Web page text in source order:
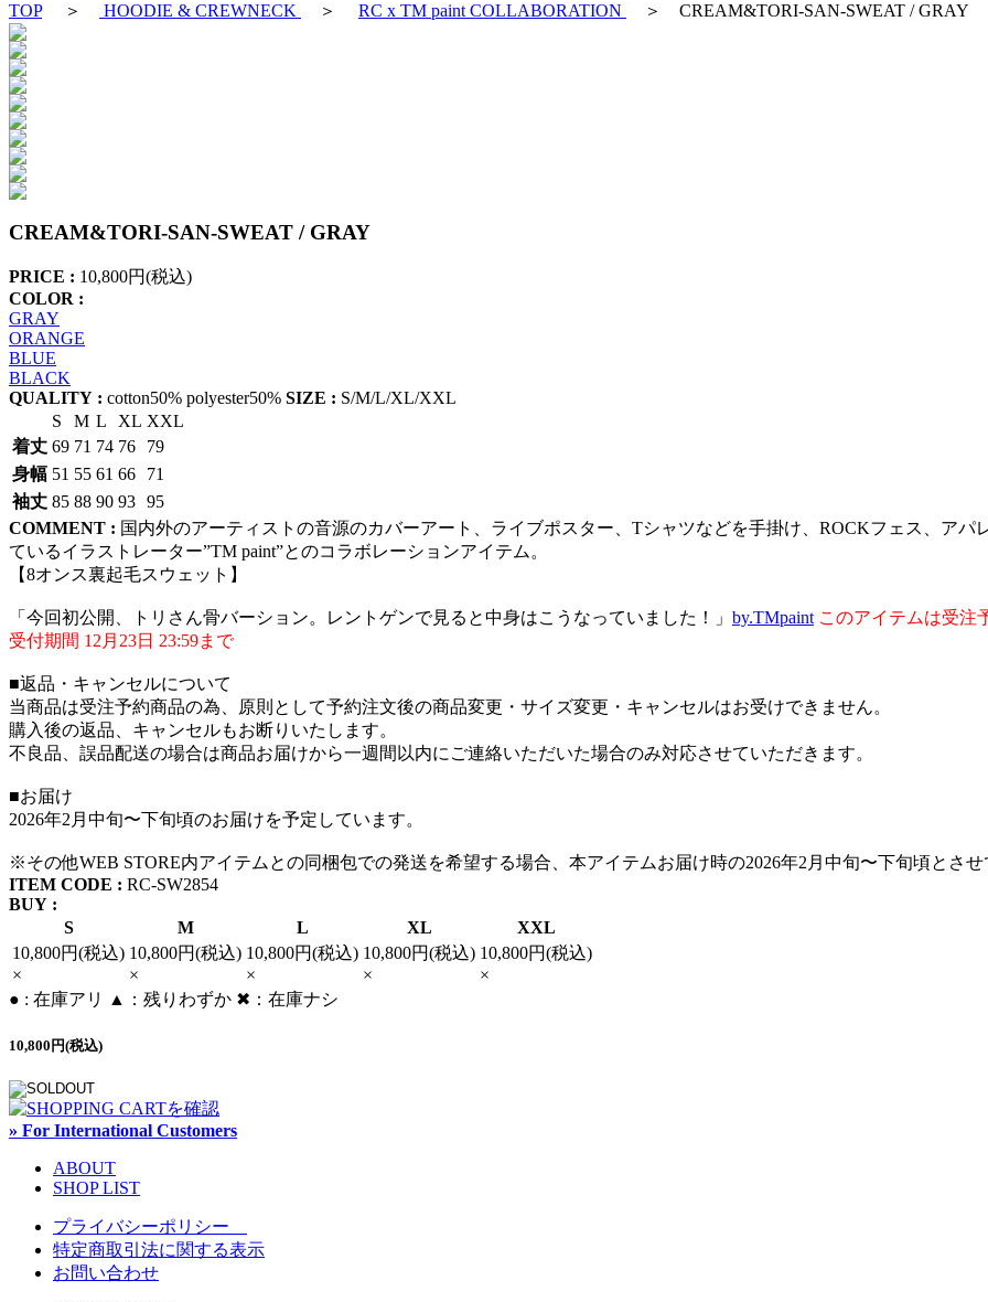
TOP＞ HOODIE & CREWNECK ＞ RC x TM paint COLLABORATION ＞ CREAM&TORI-SAN-SWEAT / GRAY
CREAM&TORI-SAN-SWEAT / GRAY
PRICE : 10,800円(税込)
COLOR :
GRAY
ORANGE
BLUE
BLACK
QUALITY : cotton50% polyester50% SIZE : S/M/L/XL/XXL
S
M L XL XXL
着丈 69 71 74 76
79
身幅 51 55 61 66
71
袖丈 85 88 90 93 95
COMMENT : 国内外のアーティストの音源のカバーアート、ライブポスター、Tシャツなどを手掛け、ROCKフェス、ア
ているイラストレーター”TM paint”とのコラボレーションアイテム。
【8オンス裏起毛スウェット】
「今回初公開、トリさん骨バーション。レントゲンで見ると中身はこうなっていました！」 by.TMpaint このアイテムは受注
受付期間 12月23日 23:59まで
■返品・キャンセルについて
当商品は受注予約商品の為、原則として予約注文後の商品変更・サイズ変更・キャンセルはお受けできません。
購入後の返品、キャンセルもお断りいたします。
不良品、誤品配送の場合は商品お届けから一週間以内にご連絡いただいた場合のみ対応させていただきます。
■お届け
2026年2月中旬〜下旬頃のお届けを予定しています。
※その他WEB STORE内アイテムとの同梱包での発送を希望する場合、本アイテムお届け時の2026年2月中旬〜下旬頃とさせ
ITEM CODE : RC-SW2854
BUY :
S
M L XL
XXL
10,800円(税込)
×
10,800円(税込)
×
10,800円(税込)
×
10,800円(税込)
×
10,800円(税込)
×
● : 在庫アリ ▲：残りわずか ✖︎：在庫ナシ
10,800円(税込)
» For International Customers
ABOUT
SHOP LIST
プライバシーポリシー
特定商取引法に関する表示
お問い合わせ